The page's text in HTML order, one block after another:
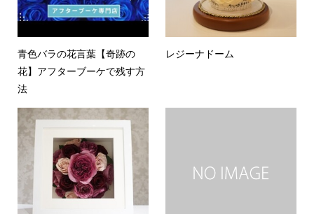
青色バラの花言葉【奇跡の
花】アフターブーケで残す方
法
レジーナドーム